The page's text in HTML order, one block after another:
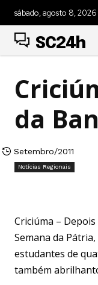
sábado, agosto 8, 2026
SC24h
da
Setembro/2011
Notícias Regionais
Criciúma –
Semana da
estudantes de
também